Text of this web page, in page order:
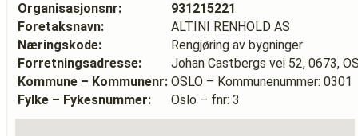
Organisasjonsnr:
931215221
Foretaksnavn:
ALTINI RENHOLD AS
Næringskode:
Rengjøring av bygninger
Forretningsadresse:
Johan Castbergs vei 52, 0673,
Kommune – Kommunenr: OSLO – Kommunenummer: 0301
Fylke – Fykesnummer:
Oslo – fnr: 3